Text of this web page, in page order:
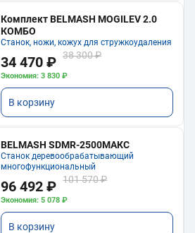
Комплект BELMASH MOGILEV 2.0
КОМБО
Станок, ножи, кожух для стружкоудаления
34 470 ₽ 38 300 ₽
Экономия: 3 830 ₽
В корзину
BELMASH SDMR-2500МАКС
Станок деревообрабатывающий
многофункциональный
96 492 ₽ 101 570 ₽
Экономия: 5 078 ₽
В корзину